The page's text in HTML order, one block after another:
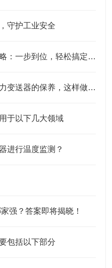
守护工业安全
平膜型压力变送器操作全攻略：一步到位，轻松搞定实操细节
别等故障才着急！绝压型压力变送器的保养，这样做才靠谱
于以下几大领域
进行温度监测？
强？答案即将揭晓！
包括以下部分